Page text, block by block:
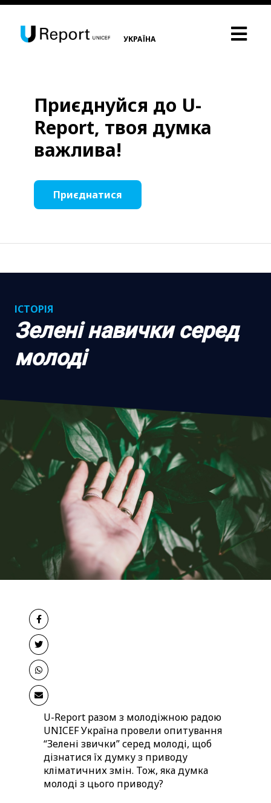
УКРАЇНА
Приєднуйся до U-
Report, твоя думка
важлива!
Приєднатися
ІСТОРІЯ
Зелені навички серед
молоді
U-Report разом з молодіжною радою
UNICEF Україна провели опитування
“Зелені звички” серед молоді, щоб
дізнатися їх думку з приводу
кліматичних змін. Тож, яка думка
молоді з цього приводу?